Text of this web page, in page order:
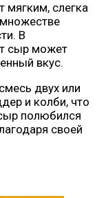
слегка
В
сыр может
вкус.
двух или
и колби, что
полюбился
своей